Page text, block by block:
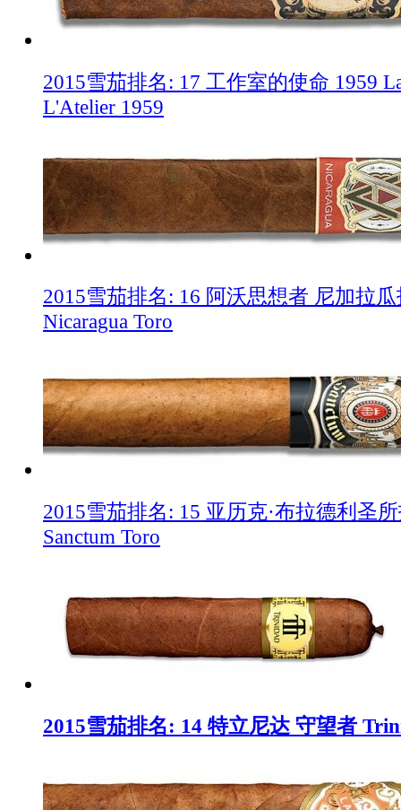
2015雪茄排名: 17 工作室的使命 1959
L'Atelier 1959
2015雪茄排名: 16 阿沃思想者 尼加拉
Nicaragua Toro
2015雪茄排名: 15 亚历克·布拉德利圣
Sanctum Toro
2015雪茄排名: 14 特立尼达 守望者